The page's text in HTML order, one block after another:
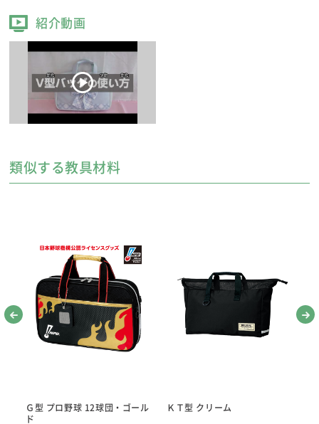
基本セット
●墨液180cc
●超軽量硯四五平
●かんたん筆巻
●優良墨
●文鎮二本組（水色）
● 水差し
大筆/小筆
紹介動画
類似する教具材料
Ｇ型 プロ野球 12球団・ゴール
ド
ＫＴ型 クリーム